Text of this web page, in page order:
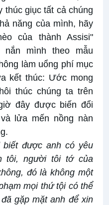
thúc giục tất cả chúng
năng của mình, hãy
của thành Assisi"
nắn mình theo mẫu
làm uổng phí mục
kết thúc: Ước mong
thúc chúng ta trên
đây được biến đổi
lửa mến nồng nàn
biết được anh có yêu
tôi, người tôi tớ của
đó là không một
mọi thứ tội có thể
gặp mặt anh để xin